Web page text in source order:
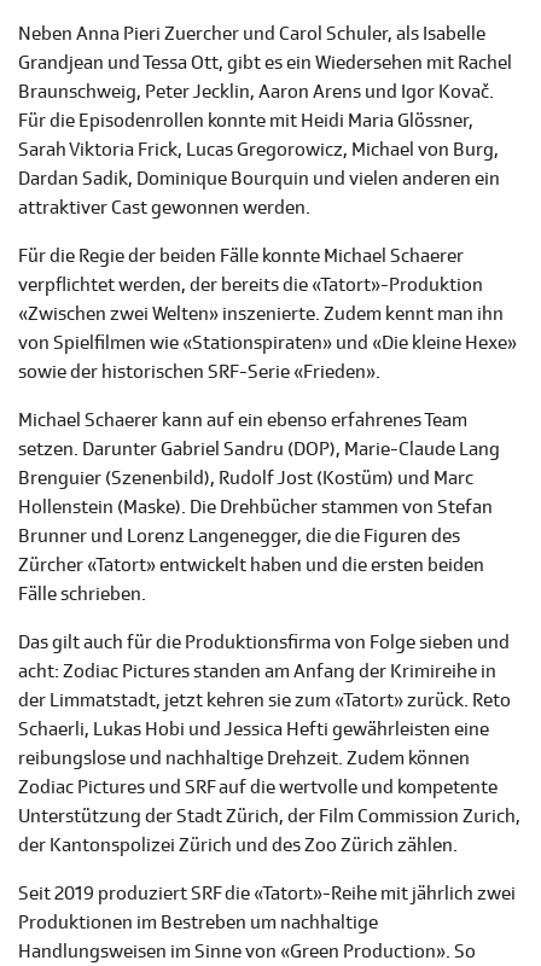
Neben Anna Pieri Zuercher und Carol Schuler, als Isabelle
Grandjean und Tessa Ott, gibt es ein Wiedersehen mit Rachel
Braunschweig, Peter Jecklin, Aaron Arens und Igor Kovač.
Für die Episodenrollen konnte mit Heidi Maria Glössner,
Sarah Viktoria Frick, Lucas Gregorowicz, Michael von Burg,
Dardan Sadik, Dominique Bourquin und vielen anderen ein
attraktiver Cast gewonnen werden.
Für die Regie der beiden Fälle konnte Michael Schaerer
verpflichtet werden, der bereits die «Tatort»-Produktion
«Zwischen zwei Welten» inszenierte. Zudem kennt man ihn
von Spielfilmen wie «Stationspiraten» und «Die kleine Hexe»
sowie der historischen SRF-Serie «Frieden».
Michael Schaerer kann auf ein ebenso erfahrenes Team
setzen. Darunter Gabriel Sandru (DOP), Marie-Claude Lang
Brenguier (Szenenbild), Rudolf Jost (Kostüm) und Marc
Hollenstein (Maske). Die Drehbücher stammen von Stefan
Brunner und Lorenz Langenegger, die die Figuren des
Zürcher «Tatort» entwickelt haben und die ersten beiden
Fälle schrieben.
Das gilt auch für die Produktionsfirma von Folge sieben und
acht: Zodiac Pictures standen am Anfang der Krimireihe in
der Limmatstadt, jetzt kehren sie zum «Tatort» zurück. Reto
Schaerli, Lukas Hobi und Jessica Hefti gewährleisten eine
reibungslose und nachhaltige Drehzeit. Zudem können
Zodiac Pictures und SRF auf die wertvolle und kompetente
Unterstützung der Stadt Zürich, der Film Commission Zurich,
der Kantonspolizei Zürich und des Zoo Zürich zählen.
Seit 2019 produziert SRF die «Tatort»-Reihe mit jährlich zwei
Produktionen im Bestreben um nachhaltige
Handlungsweisen im Sinne von «Green Production». So